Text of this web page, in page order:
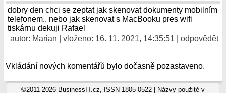
dobry den chci se zeptat jak skenovat dokumenty mobilním
telefonem.. nebo jak skenovat s MacBooku pres wifi
tiskárnu dekuji Rafael
autor: Marian | vloženo: 16. 11. 2021, 14:35:51 | odpovědět
Vkládání nových komentářů bylo dočasně pozastaveno.
©2011-2026 BusinessIT.cz, ISSN 1805-0522 | Názvy použité v